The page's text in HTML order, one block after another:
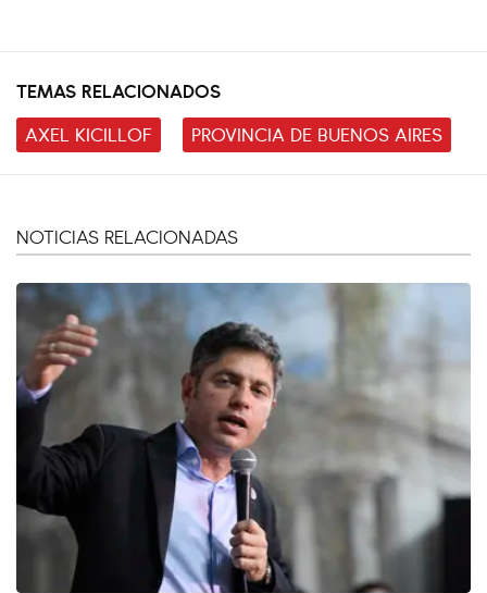
TEMAS RELACIONADOS
AXEL KICILLOF
PROVINCIA DE BUENOS AIRES
NOTICIAS RELACIONADAS